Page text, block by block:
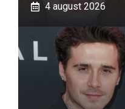
4 august 2026